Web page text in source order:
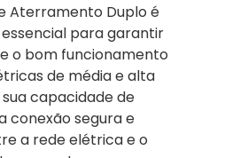
Aterramento Duplo é
para garantir
o bom funcionamento
de média e alta
capacidade de
conexão segura e
a rede elétrica e o